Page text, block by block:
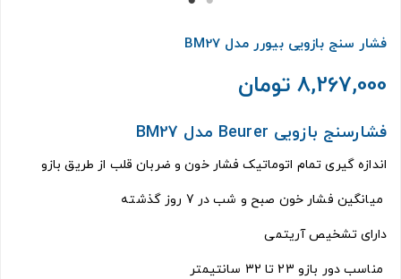
فشار سنج بازویی بیورر مدل BM27
8,267,000 تومان
فشارسنج بازویی Beurer مدل BM27
اندازه گیری تمام اتوماتیک فشار خون و ضربان قلب از طریق بازو
میانگین فشار خون صبح و شب در 7 روز گذشته
دارای تشخیص آریتمی
مناسب دور بازو 23 تا 32 سانتیمتر